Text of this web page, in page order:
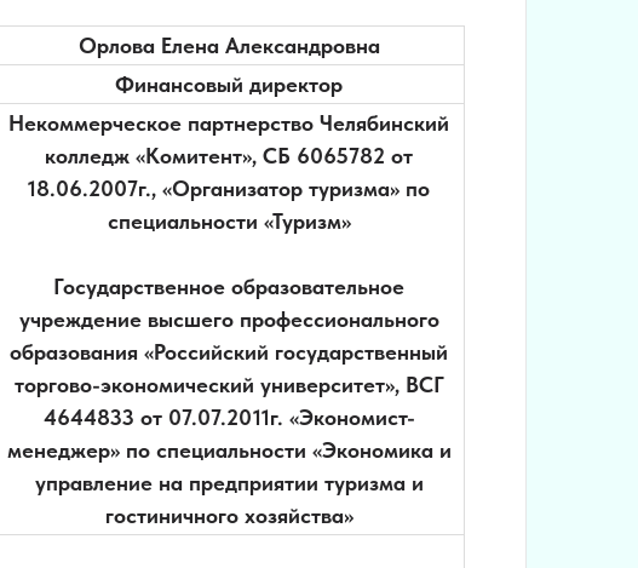
Орлова Елена Александровна
Финансовый директор
Некоммерческое партнерство Челябинский
колледж «Комитент», СБ 6065782 от
18.06.2007г., «Организатор туризма» по
специальности «Туризм»
Государственное образовательное
учреждение высшего профессионального
образования «Российский государственный
торгово-экономический университет», ВСГ
4644833 от 07.07.2011г. «Экономист-
менеджер» по специальности «Экономика и
управление на предприятии туризма и
гостиничного хозяйства»